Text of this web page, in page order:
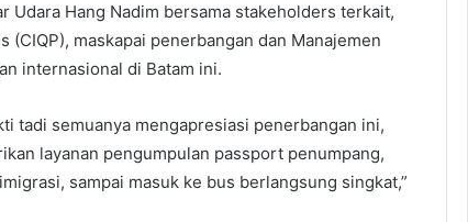
Udara Hang Nadim bersama stakeholders terkait,
maskapai penerbangan dan Manajemen
internasional di Batam ini.
tadi semuanya mengapresiasi penerbangan ini,
layanan pengumpulan passport penumpang,
sampai masuk ke bus berlangsung singkat,”